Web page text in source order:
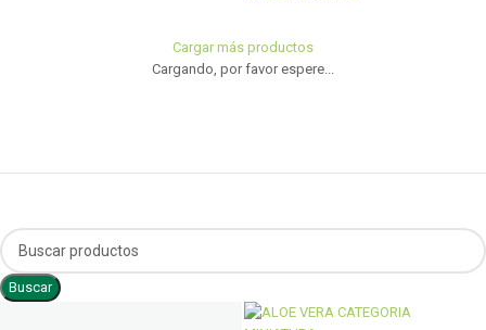
Buscar
Cargar más productos
Cargando, por favor espere...